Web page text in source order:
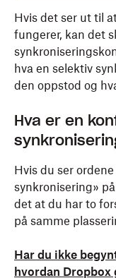
Hvis det ser ut til
fungerer, kan det
hva en selektiv
den oppstod og
Hva er en
Hvis du ser
synkronisering»
det at du har to
på samme
Har du ikke
hvordan